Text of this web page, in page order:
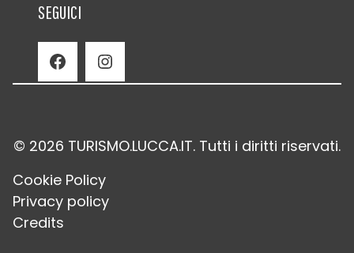
SEGUICI
Facebook Instagram
© 2026 TURISMO.LUCCA.IT. Tutti i diritti riservati.
Cookie Policy
Privacy policy
Credits